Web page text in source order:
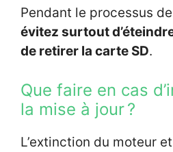
Pendant le processus
évitez surtout
de retirer la carte SD.
Que faire en cas
la mise à jour ?
L’extinction du moteur